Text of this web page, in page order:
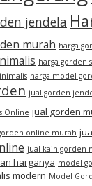
jendela
murah harga
harga gorden
harga model
jual gorden
Online jual gorden
online murah
jual kain gorden
harganya model
modern Model